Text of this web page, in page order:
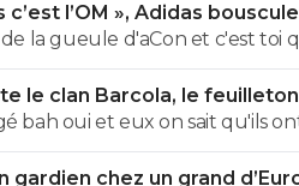
images de gogol. Ça
tout de suite qu'on a affaire à
l’OM », Adidas
la gueule d'aCon et c'est toi
trolls ou la flemme de
te donne 06/20 pour ta
Tu as réussi à intégrer que je
si tes arguments sont des
le clan Barcola, le feuilleton
bah oui et eux on sait qu'ils
minimum
gardien chez un grand